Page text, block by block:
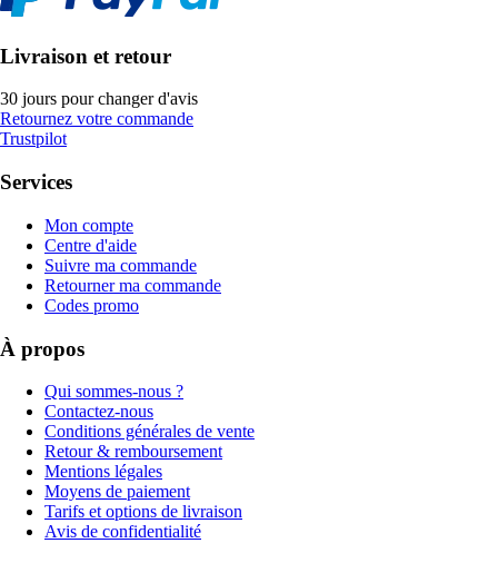
Livraison et retour
30 jours pour changer d'avis
Retournez votre commande
Trustpilot
Services
Mon compte
Centre d'aide
Suivre ma commande
Retourner ma commande
Codes promo
À propos
Qui sommes-nous ?
Contactez-nous
Conditions générales de vente
Retour & remboursement
Mentions légales
Moyens de paiement
Tarifs et options de livraison
Avis de confidentialité